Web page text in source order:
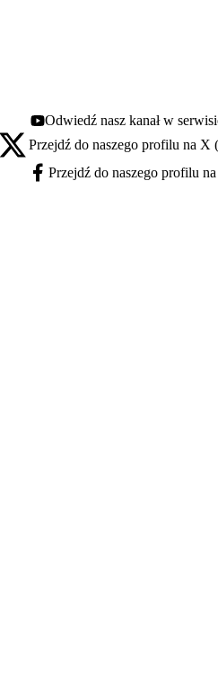
Youtube - otwiera się w nowej karcie
Odwiedź nasz kanał w
X - otwiera się w nowej karcie
Przejdź do naszego profilu na X
Facebook - otwiera się w nowej karcie
Przejdź do naszego profilu